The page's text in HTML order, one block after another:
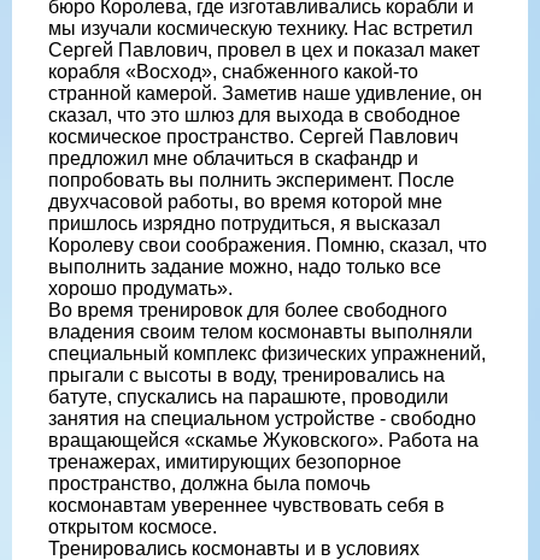
бюро Королева, где изготавливались корабли и
мы изучали космическую технику. Нас встретил
Сергей Павлович, провел в цех и показал макет
корабля «Восход», снабженного какой-то
странной камерой. Заметив наше удивление, он
сказал, что это шлюз для выхода в свободное
космическое пространство. Сергей Павлович
предложил мне облачиться в скафандр и
попробовать вы полнить эксперимент. После
двухчасовой работы, во время которой мне
пришлось изрядно потрудиться, я высказал
Королеву свои соображения. Помню, сказал, что
выполнить задание можно, надо только все
хорошо продумать».
Во время тренировок для более свободного
владения своим телом космонавты выполняли
специальный комплекс физических упражнений,
прыгали с высоты в воду, тренировались на
батуте, спускались на парашюте, проводили
занятия на специальном устройстве - свободно
вращающейся «скамье Жуковского». Работа на
тренажерах, имитирующих безопорное
пространство, должна была помочь
космонавтам увереннее чувствовать себя в
открытом космосе.
Тренировались космонавты и в условиях